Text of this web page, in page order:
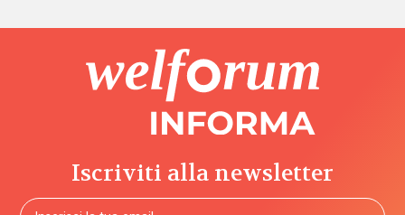
Iscriviti alla newsletter